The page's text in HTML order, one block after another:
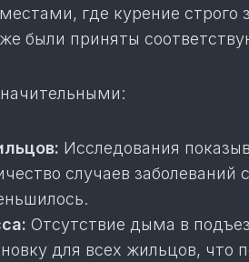
где курение строго
были приняты
Исследования
случаев заболеваний
Отсутствие дыма в
для всех жильцов, что